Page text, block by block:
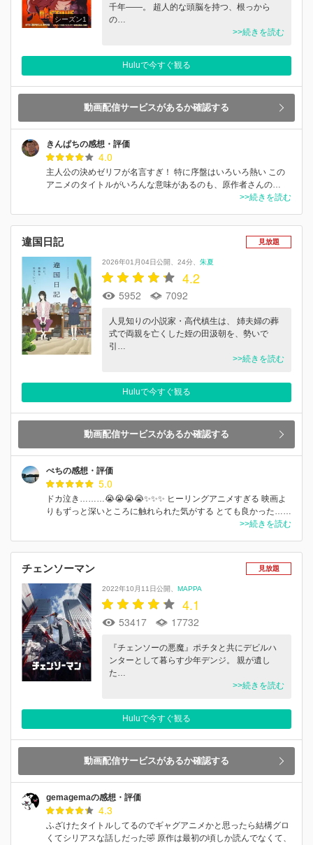
シーズン1
千年――。 超人的な頭脳を持つ、根っから
の…
>>続きを読む
Huluで今すぐ観る
動画配信サービスがあるか確認する
きんぱちの感想・評価
4.0
主人公の決めゼリフが名言すぎ！ 特に序盤はいろいろ熱い この
アニメのタイトルがいろんな意味があるのも、原作者さんの…
>>続きを読む
違国日記 見放題
2026年01月04日公開 24分 朱夏
4.2
5952 7092
人見知りの小説家・高代槙生は、 姉夫婦の葬
式で両親を亡くした姪の田汲朝を、勢いで
引…
>>続きを読む
Huluで今すぐ観る
動画配信サービスがあるか確認する
ぺちの感想・評価
5.0
ドカ泣き………😭😭😭😭✨✨✨ ヒーリングアニメすぎる 映画よ
りもずっと深いところに触れられた気がする とても良かった……
>>続きを読む
チェンソーマン 見放題
2022年10月11日公開 MAPPA
4.1
53417 17732
『チェンソーの悪魔』ポチタと共にデビルハ
ンターとして暮らす少年デンジ。 親が遺し
た…
>>続きを読む
Huluで今すぐ観る
動画配信サービスがあるか確認する
gemagemaの感想・評価
4.3
ふざけたタイトルしてるのでギャグアニメかと思ったら結構グロ
くてシリアスな話しだった🤣 原作は最初の頃しか読んでなくて、